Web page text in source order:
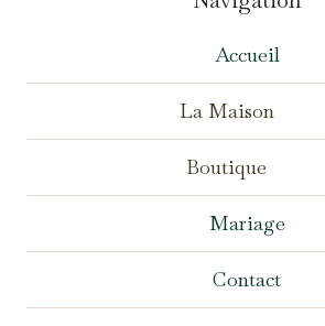
Accueil
La Maison
Boutique
Mariage
Contact